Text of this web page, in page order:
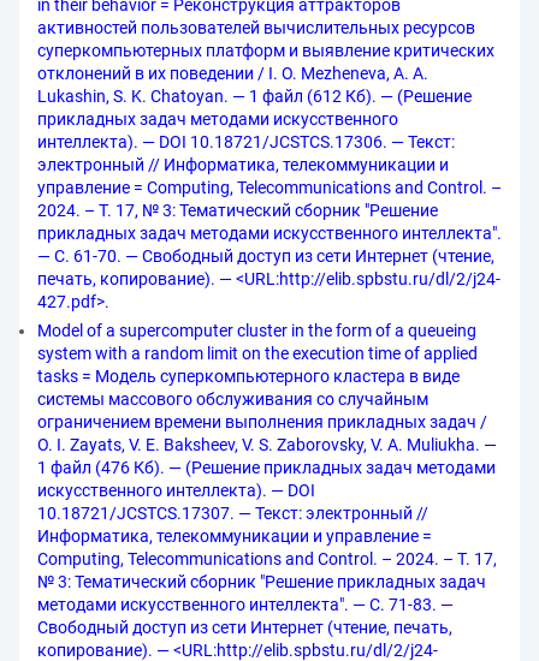
in their behavior = Реконструкция аттракторов
активностей пользователей вычислительных ресурсов
суперкомпьютерных платформ и выявление критических
отклонений в их поведении / I. O. Mezheneva, A. A.
Lukashin, S. K. Chatoyan. — 1 файл (612 Кб). — (Решение
прикладных задач методами искусственного
интеллекта). — DOI 10.18721/JCSTCS.17306. — Текст:
электронный // Информатика, телекоммуникации и
управление = Computing, Telecommunications and Control. –
2024. – Т. 17, № 3: Тематический сборник "Решение
прикладных задач методами искусственного интеллекта".
— С. 61-70. — Свободный доступ из сети Интернет (чтение,
печать, копирование). — <URL:http://elib.spbstu.ru/dl/2/j24-
427.pdf>.
Model of a supercomputer cluster in the form of a queueing
system with a random limit on the execution time of applied
tasks = Модель суперкомпьютерного кластера в виде
системы массового обслуживания со случайным
ограничением времени выполнения прикладных задач /
O. I. Zayats, V. E. Baksheev, V. S. Zaborovsky, V. A. Muliukha. —
1 файл (476 Кб). — (Решение прикладных задач методами
искусственного интеллекта). — DOI
10.18721/JCSTCS.17307. — Текст: электронный //
Информатика, телекоммуникации и управление =
Computing, Telecommunications and Control. – 2024. – Т. 17,
№ 3: Тематический сборник "Решение прикладных задач
методами искусственного интеллекта". — С. 71-83. —
Свободный доступ из сети Интернет (чтение, печать,
копирование). — <URL:http://elib.spbstu.ru/dl/2/j24-